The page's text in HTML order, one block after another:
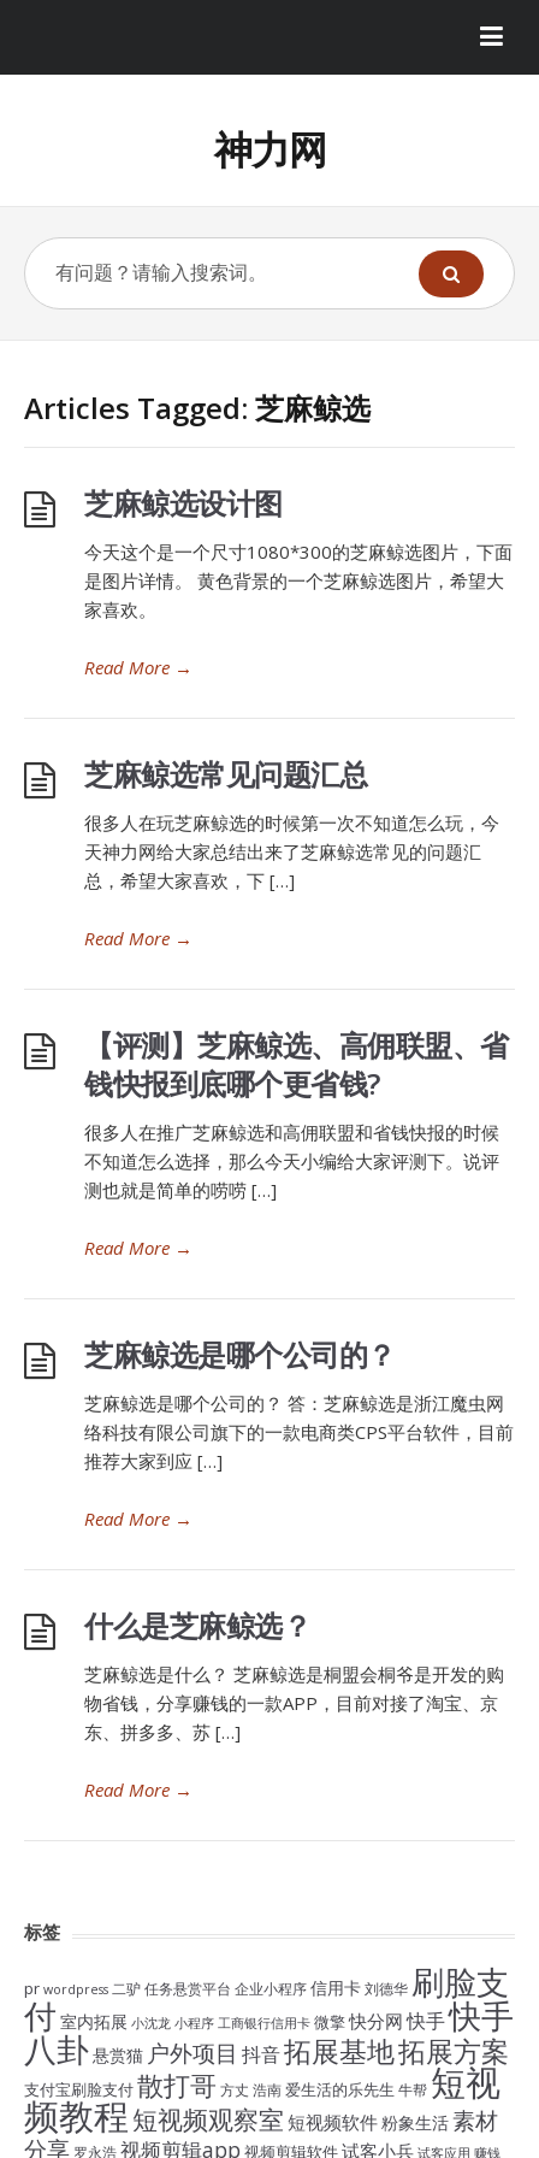
神力网
Articles Tagged: 芝麻鲸选
芝麻鲸选设计图
今天这个是一个尺寸1080*300的芝麻鲸选图片，下面
是图片详情。 黄色背景的一个芝麻鲸选图片，希望大
家喜欢。
Read More →
芝麻鲸选常见问题汇总
很多人在玩芝麻鲸选的时候第一次不知道怎么玩，今
天神力网给大家总结出来了芝麻鲸选常见的问题汇
总，希望大家喜欢，下 […]
Read More →
【评测】芝麻鲸选、高佣联盟、省
钱快报到底哪个更省钱?
很多人在推广芝麻鲸选和高佣联盟和省钱快报的时候
不知道怎么选择，那么今天小编给大家评测下。说评
测也就是简单的唠唠 […]
Read More →
芝麻鲸选是哪个公司的？
芝麻鲸选是哪个公司的？ 答：芝麻鲸选是浙江魔虫网
络科技有限公司旗下的一款电商类CPS平台软件，目前
推荐大家到应 […]
Read More →
什么是芝麻鲸选？
芝麻鲸选是什么？ 芝麻鲸选是桐盟会桐爷是开发的购
物省钱，分享赚钱的一款APP，目前对接了淘宝、京
东、拼多多、苏 […]
Read More →
标签
pr wordpress 二驴任务悬赏平台 企业小程序信用卡刘德华 刷脸支
付 室内拓展 小沈龙 小程序 工商银行信用卡 微擎快分网 快手快手
八卦悬赏猫 户外项目 抖音拓展基地拓展方案
支付宝刷脸支付散打哥 方丈 浩南爱生活的乐先生 牛帮 短视
频教程 短视频观察室 短视频软件粉象生活素材
分享 罗永浩视频剪辑app 视频剪辑软件试客小兵 试客应用 赚钱